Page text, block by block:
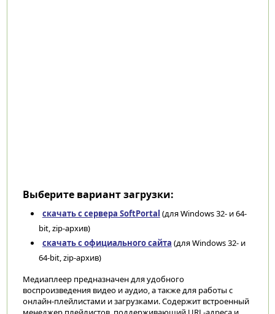
Выберите вариант загрузки:
скачать с сервера SoftPortal (для Windows 32- и 64-
bit, zip-архив)
скачать с официального сайта (для Windows 32- и
64-bit, zip-архив)
Медиаплеер предназначен для удобного
воспроизведения видео и аудио, а также для работы с
онлайн-плейлистами и загрузками. Содержит встроенный